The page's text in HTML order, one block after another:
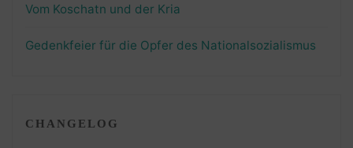
Vom Koschatn und der Kria
Gedenkfeier für die Opfer des Nationalsozialismus
CHANGELOG